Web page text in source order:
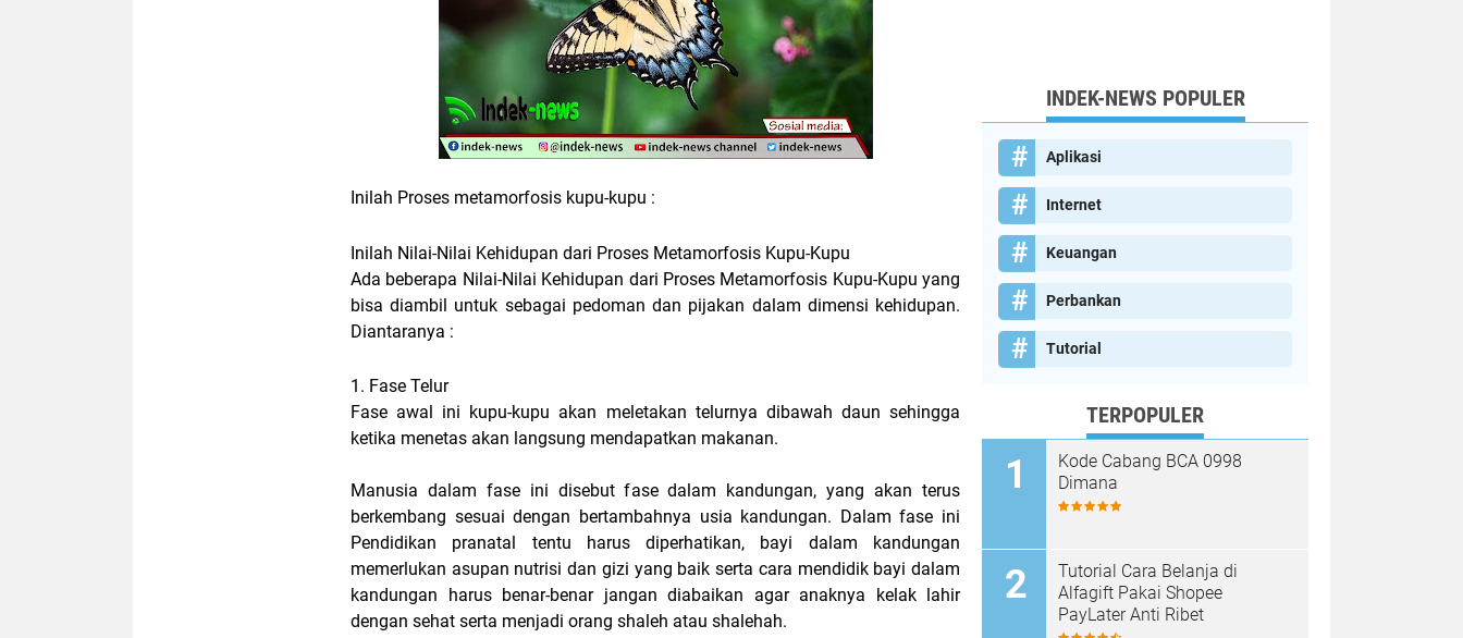
Inilah Proses metamorfosis kupu-kupu :
Inilah Nilai-Nilai Kehidupan dari Proses Metamorfosis Kupu-Kupu
Ada beberapa Nilai-Nilai Kehidupan dari Proses Metamorfosis Kupu-Kupu yang
bisa diambil untuk sebagai pedoman dan pijakan dalam dimensi kehidupan.
Diantaranya :
1. Fase Telur
Fase awal ini kupu-kupu akan meletakan telurnya dibawah daun sehingga
ketika menetas akan langsung mendapatkan makanan.
Manusia dalam fase ini disebut fase dalam kandungan, yang akan terus
berkembang sesuai dengan bertambahnya usia kandungan. Dalam fase ini
Pendidikan pranatal tentu harus diperhatikan, bayi dalam kandungan
memerlukan asupan nutrisi dan gizi yang baik serta cara mendidik bayi dalam
kandungan harus benar-benar jangan diabaikan agar anaknya kelak lahir
dengan sehat serta menjadi orang shaleh atau shalehah.
INDEK-NEWS POPULER
Aplikasi
Internet
Keuangan
Perbankan
Tutorial
TERPOPULER
Kode Cabang BCA 0998
Dimana
Tutorial Cara Belanja di
Alfagift Pakai Shopee
PayLater Anti Ribet